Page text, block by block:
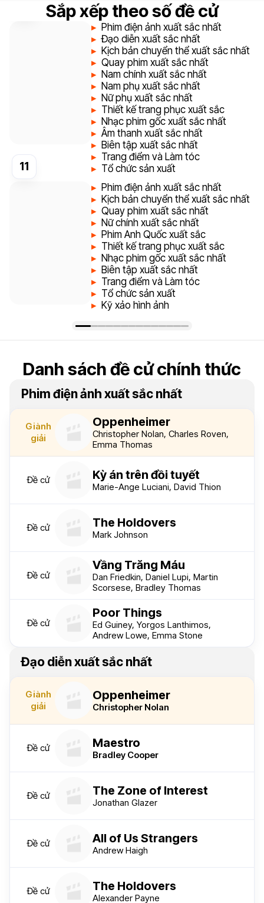
Danh sách đề cử chính thức
Phim điện ảnh xuất sắc nhất
Giành
giải
Oppenheimer
Christopher Nolan, Charles Roven,
Emma Thomas
Đề cử Kỳ án trên đồi tuyết
Marie-Ange Luciani, David Thion
Đề cử The Holdovers
Mark Johnson
Đề cử
Vầng Trăng Máu
Dan Friedkin, Daniel Lupi, Martin
Scorsese, Bradley Thomas
Đề cử
Poor Things
Ed Guiney, Yorgos Lanthimos,
Andrew Lowe, Emma Stone
Đạo diễn xuất sắc nhất
Giành
giải
Oppenheimer
Christopher Nolan
Đề cử Maestro
Bradley Cooper
Đề cử The Zone of Interest
Jonathan Glazer
Đề cử All of Us Strangers
Andrew Haigh
Đề cử The Holdovers
Alexander Payne
Sắp xếp theo số đề cử
cử
Phim điện ảnh xuất sắc nhất
Đạo diễn xuất sắc nhất
Kịch bản chuyển thể xuất sắc nhất
Quay phim xuất sắc nhất
Nam chính xuất sắc nhất
Nam phụ xuất sắc nhất
Nữ phụ xuất sắc nhất
Thiết kế trang phục xuất sắc
Nhạc phim gốc xuất sắc nhất
Âm thanh xuất sắc nhất
Biên tập xuất sắc nhất
Trang điểm và Làm tóc
Tổ chức sản xuất
11
Phim điện ảnh xuất sắc nhất
Kịch bản chuyển thể xuất sắc nhất
Quay phim xuất sắc nhất
Nữ chính xuất sắc nhất
Phim Anh Quốc xuất sắc
Thiết kế trang phục xuất sắc
Nhạc phim gốc xuất sắc nhất
Biên tập xuất sắc nhất
Trang điểm và Làm tóc
Tổ chức sản xuất
Kỹ xảo hình ảnh